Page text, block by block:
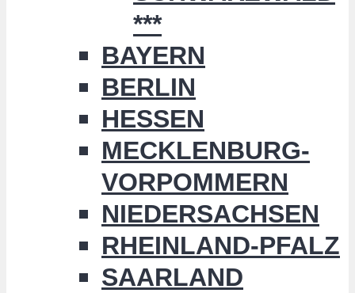
***
BAYERN
BERLIN
HESSEN
MECKLENBURG-
VORPOMMERN
NIEDERSACHSEN
RHEINLAND-PFALZ
SAARLAND